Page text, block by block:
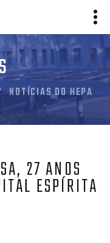
NOTÍCIAS DO HEPA
27 ANOS
ESPÍRITA